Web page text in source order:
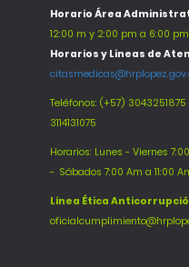
Horario Área
12:00 m y 2:00 pm a 6:00 pm
Horarios y Lineas de
Teléfonos: (+57) 3043251875
3114131075
Horarios: Lunes - Viernes
- Sábados 7:00 Am a 11:00
Línea Ética